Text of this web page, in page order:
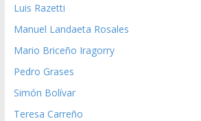
Luis Razetti
Manuel Landaeta Rosales
Mario Briceño Iragorry
Pedro Grases
Simón Bolívar
Teresa Carreño